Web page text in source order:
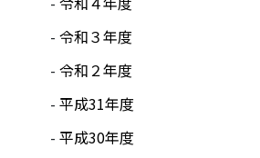
令和３年度
令和２年度
平成31年度
平成30年度